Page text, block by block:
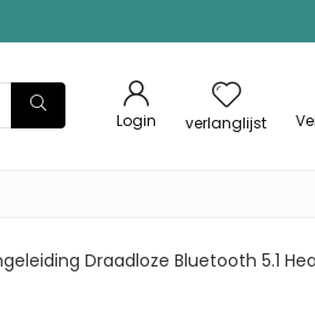
Login verlanglijst
Draadloze Bluetooth 5.1